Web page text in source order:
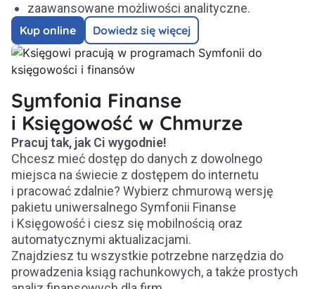
zaawansowane możliwości analityczne.
Kup online Dowiedz się więcej
Symfonia Finanse
i Księgowość w Chmurze
Pracuj tak, jak Ci wygodnie!
Chcesz mieć dostęp do danych z dowolnego
miejsca na świecie z dostępem do internetu
i pracować zdalnie? Wybierz chmurową wersję
pakietu uniwersalnego Symfonii Finanse
i Księgowość i ciesz się mobilnością oraz
automatycznymi aktualizacjami.
Znajdziesz tu wszystkie potrzebne narzędzia do
prowadzenia ksiąg rachunkowych, a także prostych